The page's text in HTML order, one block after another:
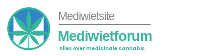
Mediwietsite
Mediwietforum
Alles over medicinale cannabis